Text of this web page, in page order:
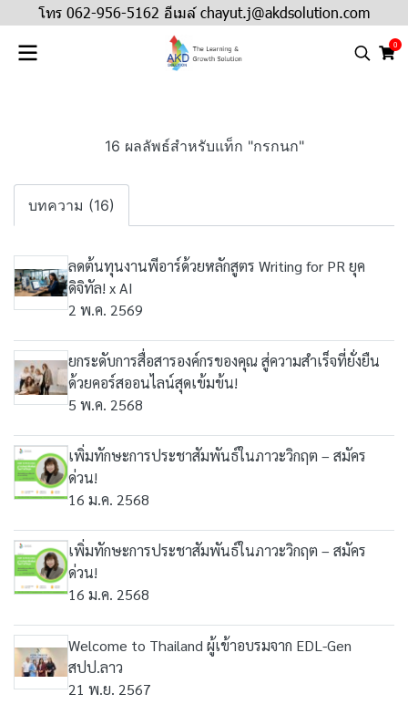
โทร 062-956-5162 อีเมล์ chayut.j@akdsolution.com
0
16 ผลลัพธ์สำหรับแท็ก "กรกนก"
บทความ (16)
ลดต้นทุนงานพีอาร์ด้วยหลักสูตร Writing for PR ยุค
ดิจิทัล! x AI
2 พ.ค. 2569
ยกระดับการสื่อสารองค์กรของคุณ สู่ความสำเร็จที่ยั่งยืน
ด้วยคอร์สออนไลน์สุดเข้มข้น!
5 พ.ค. 2568
เพิ่มทักษะการประชาสัมพันธ์ในภาวะวิกฤต – สมัคร
ด่วน!
16 ม.ค. 2568
เพิ่มทักษะการประชาสัมพันธ์ในภาวะวิกฤต – สมัคร
ด่วน!
16 ม.ค. 2568
Welcome to Thailand ผู้เข้าอบรมจาก EDL-Gen
สปป.ลาว
21 พ.ย. 2567